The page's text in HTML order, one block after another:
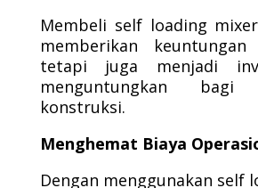
Membeli self loading
memberikan keuntungan
tetapi juga menjadi
menguntungkan bagi
konstruksi.
Menghemat Biaya
Dengan menggunakan self